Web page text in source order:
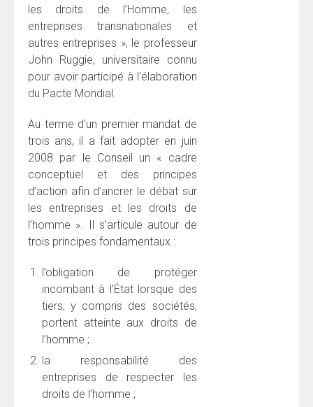
les droits de l’Homme, les
entreprises transnationales et
autres entreprises », le professeur
John Ruggie, universitaire connu
pour avoir participé à l’élaboration
du Pacte Mondial.
Au terme d’un premier mandat de
trois ans, il a fait adopter en juin
2008 par le Conseil un « cadre
conceptuel et des principes
d’action afin d’ancrer le débat sur
les entreprises et les droits de
l’homme ». Il s’articule autour de
trois principes fondamentaux :
l’obligation de protéger
incombant à l’État lorsque des
tiers, y compris des sociétés,
portent atteinte aux droits de
l’homme ;
la responsabilité des
entreprises de respecter les
droits de l’homme ;